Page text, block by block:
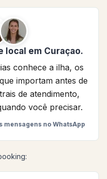
local em Curaçao.
conhece a ilha, os
importam antes de
de atendimento,
você precisar.
mensagens no WhatsApp